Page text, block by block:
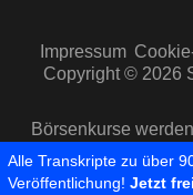
Impressum
Copyright © 2026
Börsenkurse
Capital
Alle Transkripte zu über
Veröffentlichung! Jetzt